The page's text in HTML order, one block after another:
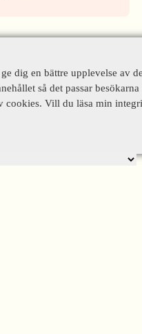
dig en bättre upplevelse av
så det passar
cookies. Vill du läsa min